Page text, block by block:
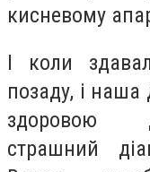
кисневому
І коли
позаду, і
здоровою
страшний